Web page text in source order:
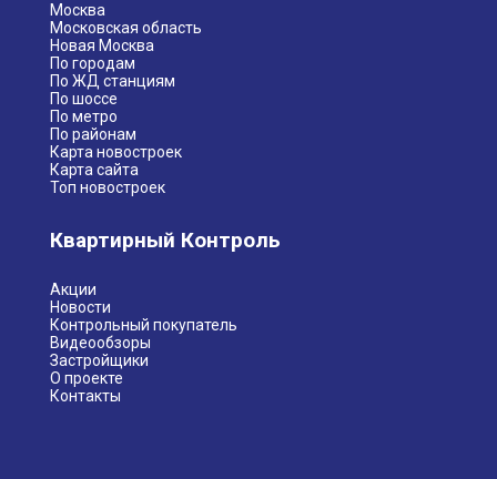
Москва
Московская область
Новая Москва
По городам
По ЖД станциям
По шоссе
По метро
По районам
Карта новостроек
Карта сайта
Топ новостроек
Квартирный Контроль
Акции
Новости
Контрольный покупатель
Видеообзоры
Застройщики
О проекте
Контакты